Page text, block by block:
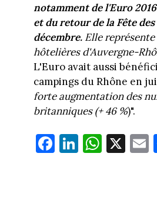
notamment de l'Euro
et du retour de la Fête
décembre.Elle représente
hôtelières d'Auvergne-
L'Euro avait aussi
campings du Rhône en
forte augmentation des
britanniques (+ 46 %)".
Fa
ce
Li
nk
W
ha
X E